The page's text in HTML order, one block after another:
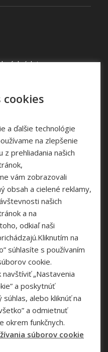
údajov
cookies
a ďalšie technológie
na zlepšenie
z prehliadania našich
vám zobrazovali
obsah a cielené reklamy,
našich
a na
odkiaľ naši
na
súhlasíte s používaním
cookie.
„Nastavenia
a poskytnúť
alebo kliknúť na
a odmietnuť
okrem funkčnych.
súborov cookie